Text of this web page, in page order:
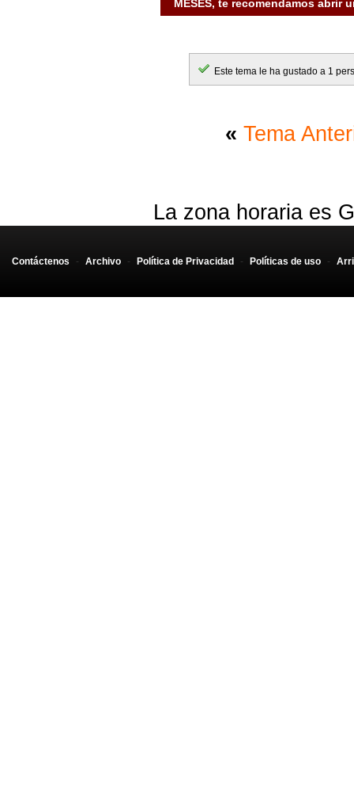
MESES, te recomendamos abrir
Este tema le ha gustado a 1
« Tema
La zona horaria es
Contáctenos - Archivo - Política de Privacidad - Políticas de uso -